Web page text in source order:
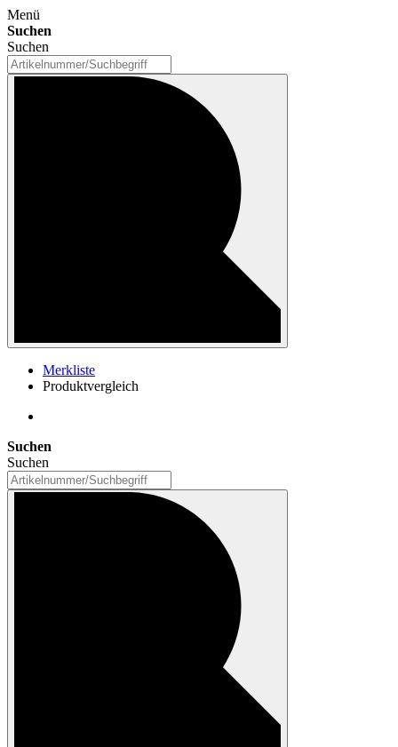
Menü
Suchen
Suchen
Merkliste
Produktvergleich
Suchen
Suchen